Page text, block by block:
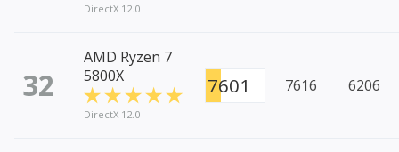
DirectX 12.0
32
AMD Ryzen 7
5800X
DirectX 12.0
7601 7616 6206